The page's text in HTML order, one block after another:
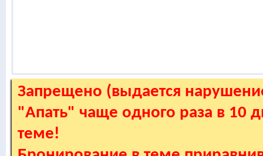
Запрещено (выдается
"Апать" чаще одного раза в 10
теме!